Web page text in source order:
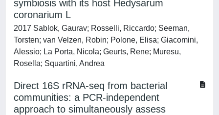
symbiosis with its host Hedysarum
coronarium L
2017 Sablok, Gaurav; Rosselli, Riccardo; Seeman,
Torsten; van Velzen, Robin; Polone, Elisa; Giacomini,
Alessio; La Porta, Nicola; Geurts, Rene; Muresu,
Rosella; Squartini, Andrea
Direct 16S rRNA-seq from bacterial
communities: a PCR-independent
approach to simultaneously assess